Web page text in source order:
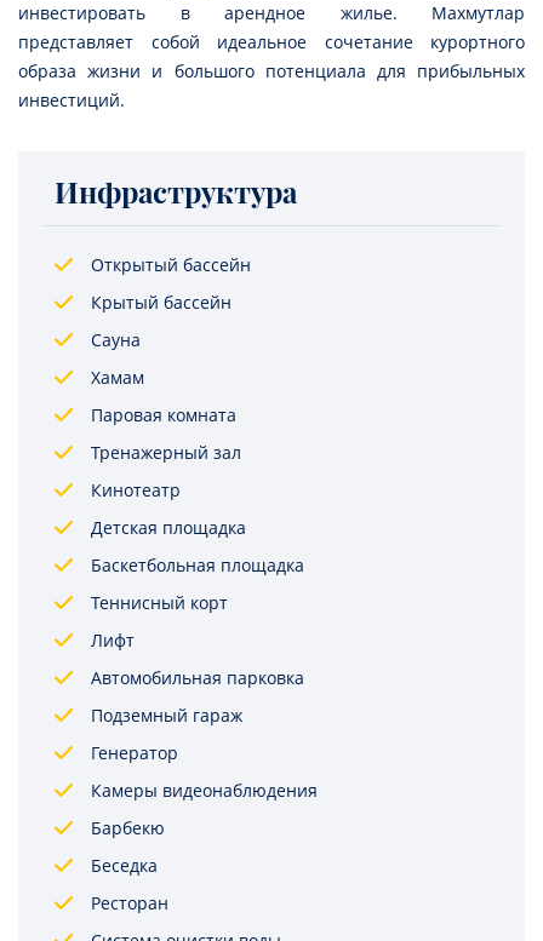
инвестировать в арендное жилье. Махмутлар
представляет собой идеальное сочетание курортного
образа жизни и большого потенциала для прибыльных
инвестиций.
Инфраструктура
Открытый бассейн
Крытый бассейн
Сауна
Хамам
Паровая комната
Тренажерный зал
Кинотеатр
Детская площадка
Баскетбольная площадка
Теннисный корт
Лифт
Автомобильная парковка
Подземный гараж
Генератор
Камеры видеонаблюдения
Барбекю
Беседка
Ресторан